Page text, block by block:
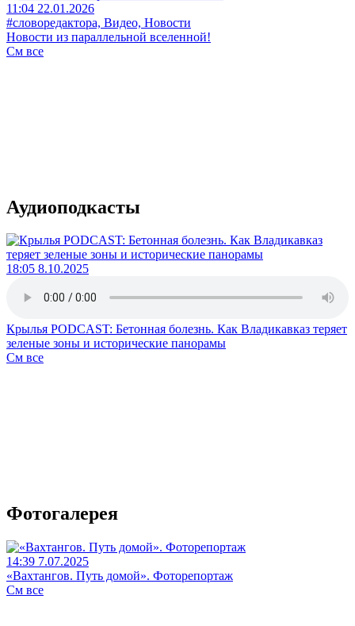
11:04 22.01.2026
#словоредактора, Видео, Новости
Новости из параллельной вселенной!
См все
Аудиоподкасты
18:05 8.10.2025
Крылья PODCAST: Бетонная болезнь. Как Владикавказ теряет
зеленые зоны и исторические панорамы
См все
Фотогалерея
14:39 7.07.2025
«Вахтангов. Путь домой». Фоторепортаж
См все